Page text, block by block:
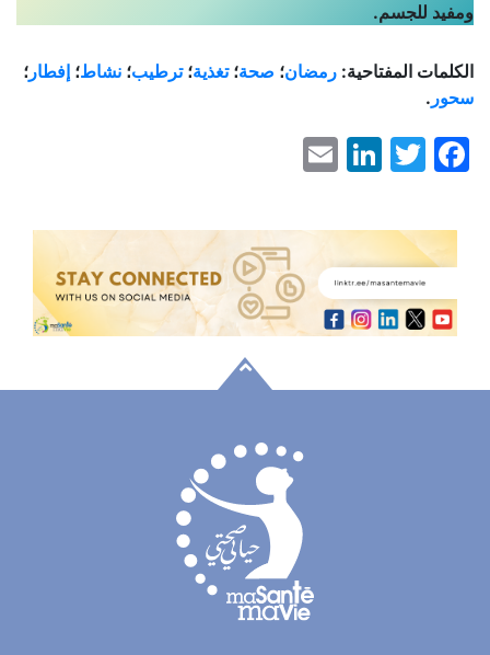
ومفيد للجسم.
الكلمات المفتاحية: رمضان؛ صحة؛تغذية؛ترطيب؛ نشاط؛ إفطار ؛
سحور .
Facebook
Twitter
LinkedIn